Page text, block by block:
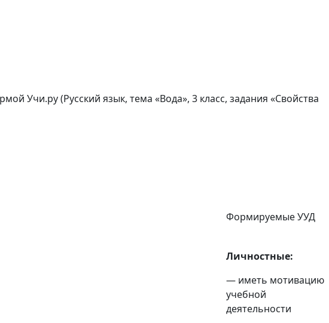
Учи.ру (Русский язык, тема «Вода», 3 класс, задания «Свойства
Формируемые УУД
Личностные:
— иметь мотивацию
учебной
деятельности